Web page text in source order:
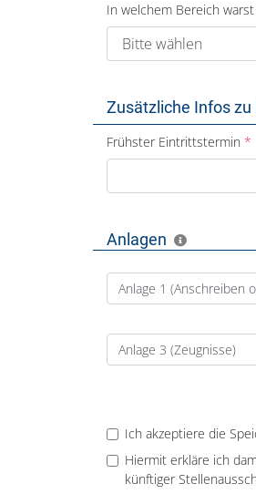
In welchem Bereich
Zusätzliche Infos zu
Frühster Eintrittstermin
Anlagen
Anlage 1 (Anschreiben
Anlage 3 (Zeugnisse)
Ich akzeptiere die
Hiermit erkläre ich
künftiger